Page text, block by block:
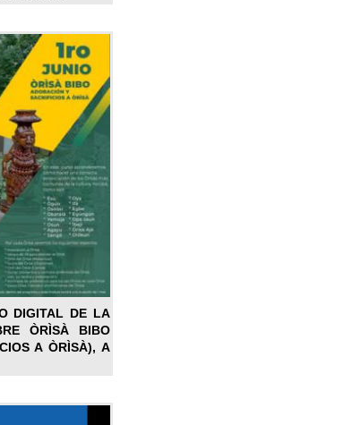
DIGITAL DE LA
ÒRÌSÀ BIBO
A ÒRÌSÀ), A